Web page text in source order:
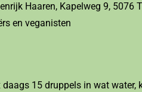
Haaren, Kapelweg 9, 5076
en veganisten
daags 15 druppels in wat water,